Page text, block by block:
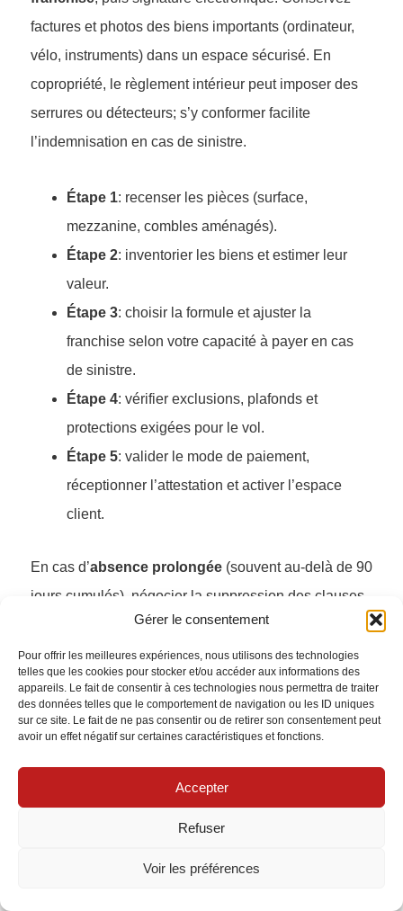
Gérer le consentement
Pour offrir les meilleures expériences, nous utilisons des technologies
telles que les cookies pour stocker et/ou accéder aux informations des
appareils. Le fait de consentir à ces technologies nous permettra de traiter
des données telles que le comportement de navigation ou les ID uniques
sur ce site. Le fait de ne pas consentir ou de retirer son consentement peut
avoir un effet négatif sur certaines caractéristiques et fonctions.
Accepter
Refuser
Voir les préférences
factures et photos des biens importants (ordinateur,
vélo, instruments) dans un espace sécurisé. En
copropriété, le règlement intérieur peut imposer des
serrures ou détecteurs; s’y conformer facilite
l’indemnisation en cas de sinistre.
Étape 1: recenser les pièces (surface,
mezzanine, combles aménagés).
Étape 2: inventorier les biens et estimer leur
valeur.
Étape 3: choisir la formule et ajuster la
franchise selon votre capacité à payer en cas
de sinistre.
Étape 4: vérifier exclusions, plafonds et
protections exigées pour le vol.
Étape 5: valider le mode de paiement,
réceptionner l’attestation et activer l’espace
client.
En cas d’absence prolongée (souvent au-delà de 90
jours cumulés), négocier la suppression des clauses
d’inhabitation ou opter pour des solutions qui
garantissent la permanence de la couverture vol et
dégâts des eaux. Pour un logement nantais exposé
aux orages d’été, inclure lesdommages électriques
reste pertinent.
Cette vidéo aide à distinguer les contextes où l’on
gagne à rester en ligne de ceux où l’expertise